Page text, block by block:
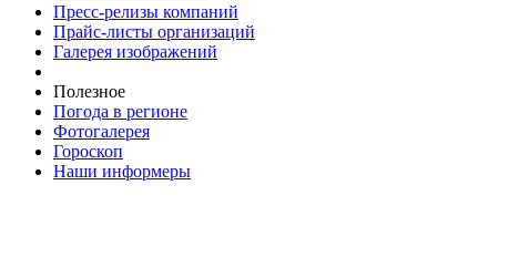
Пресс-релизы компаний
Прайс-листы организаций
Галерея изображений
Полезное
Погода в регионе
Фотогалерея
Гороскоп
Наши информеры